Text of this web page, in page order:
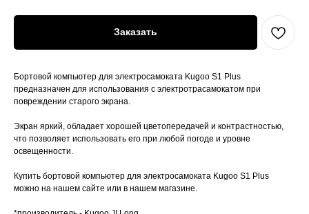
Заказать
Бортовой компьютер для электросамоката Kugoo S1 Plus
предназначен для использования с электротрасамокатом при
повреждении старого экрана.
Экран яркий, обладает хорошей цветопередачей и контрастностью,
что позволяет использовать его при любой погоде и уровне
освещенности.
Купить бортовой компьютер для электросамоката Kugoo S1 Plus
можно на нашем сайте или в нашем магазине.